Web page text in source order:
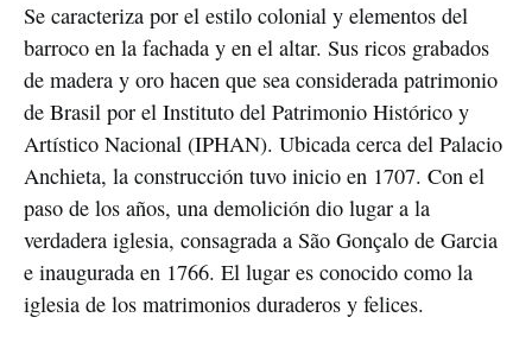
Se caracteriza por el estilo colonial y elementos del
barroco en la fachada y en el altar. Sus ricos grabados
de madera y oro hacen que sea considerada patrimonio
de Brasil por el Instituto del Patrimonio Histórico y
Artístico Nacional (IPHAN). Ubicada cerca del Palacio
Anchieta, la construcción tuvo inicio en 1707. Con el
paso de los años, una demolición dio lugar a la
verdadera iglesia, consagrada a São Gonçalo de Garcia
e inaugurada en 1766. El lugar es conocido como la
iglesia de los matrimonios duraderos y felices.